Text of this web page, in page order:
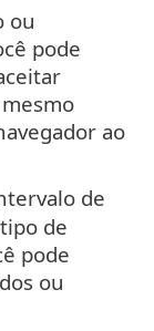
ou
pode
ao
de
de
pode
ou